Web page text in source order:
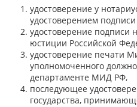
удостоверение у
удостоверением
удостоверение подписи
юстиции Российской
удостоверение печати
уполномоченного
департаменте МИД РФ,
последующее
государства,